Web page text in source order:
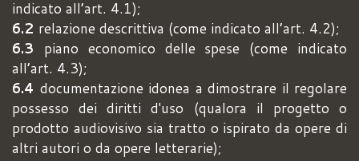
indicato all’art. 4.1);
6.2 relazione descrittiva (come indicato all’art. 4.2);
6.3 piano economico delle spese (come indicato
all’art. 4.3);
6.4 documentazione idonea a dimostrare il regolare
possesso dei diritti d'uso (qualora il progetto o
prodotto audiovisivo sia tratto o ispirato da opere di
altri autori o da opere letterarie);